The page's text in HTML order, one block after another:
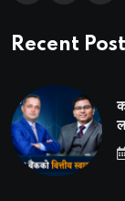
Recent